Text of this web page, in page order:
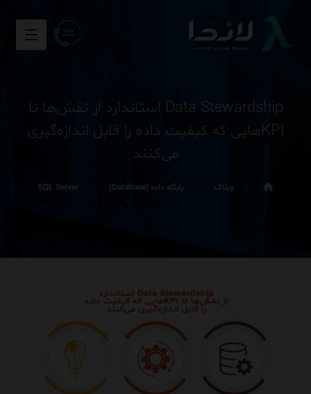
Data Stewardship استاندارد از نقش‌ها تا
KPIهایی که کیفیت داده را قابل اندازه‌گیری
می‌کنند
وبلاگ پایگاه داده (Database) SQL Server